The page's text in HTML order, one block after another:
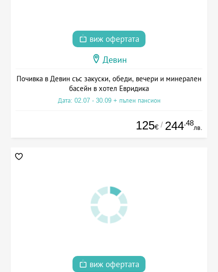
виж офертата
Девин
Почивка в Девин със закуски, обеди, вечери и минерален
басейн в хотел Евридика
Дата: 02.07 - 30.09 + пълен пансион
125€ / 244.48
лв.
виж офертата